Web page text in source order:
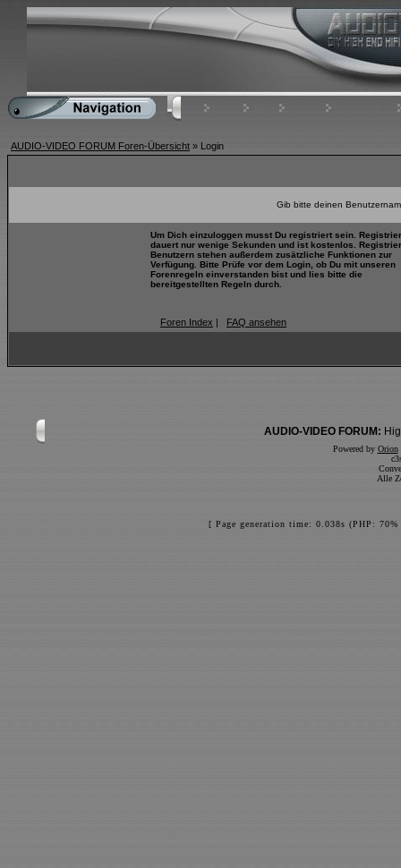
AUDIO-VIDEO FORUM Foren-Übersicht » Login
Gib bitte deinen
Um Dich einzuloggen musst Du registriert sein.
dauert nur wenige Sekunden und ist kostenlos.
Benutzern stehen außerdem zusätzliche Funktionen zur
Verfügung. Bitte Prüfe vor dem Login, ob Du mit unseren
Forenregeln einverstanden bist und lies bitte die
bereitgestellten Regeln durch.
Foren Index | FAQ ansehen
AUDIO-VIDEO FORUM:
Powered by Orion
Alle
[ Page generation time: 0.038s (PHP: